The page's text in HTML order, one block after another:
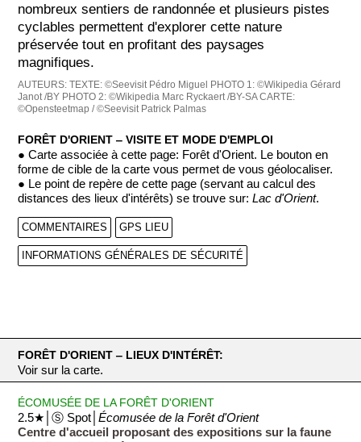
nombreux sentiers de randonnée et plusieurs pistes
cyclables permettent d'explorer cette nature
préservée tout en profitant des paysages
magnifiques.
AUTEURS:TEXTE: ©Seevisit Pédro Miguel
PHOTO 1: ©Wikipedia Gérard
Janot /BY PHOTO 2: ©Wikipedia Marc Ryckaert /BY-SA CARTE:
©Opensteetmap / ©Seevisit Patrick Palmas
FORÊT D'ORIENT ‒ VISITE ET MODE D'EMPLOI
● Carte associée à cette page: Forêt d'Orient. Le bouton en
forme de cible de la carte vous permet de vous géolocaliser.
● Le point de repère de cette page (servant au calcul des
distances des lieux d'intérêts) se trouve sur:Lac d'Orient.
COMMENTAIRES GPS LIEU
INFORMATIONS GÉNÉRALES DE SÉCURITÉ
FORÊT D'ORIENT ‒ LIEUX D'INTÉRÊT:
Voir sur la carte.
ÉCOMUSÉE DE LA FORÊT D'ORIENT
2.5★│Ⓢ Spot│Écomusée de la Forêt d'Orient
Centre d'accueil proposant des expositions sur la faune